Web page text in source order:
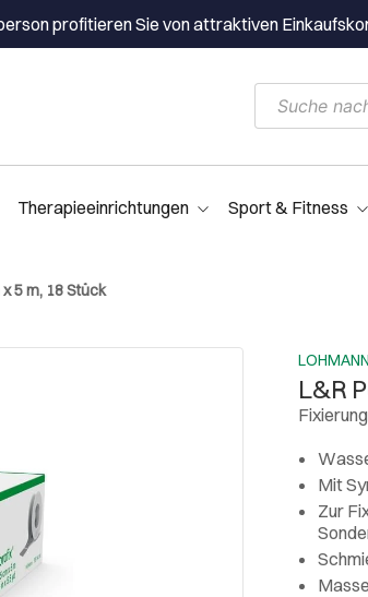
profitieren Sie von attraktiven
Therapieeinrichtungen Sport & Fitness
5 m, 18 Stück
L&R
Mit
Zur